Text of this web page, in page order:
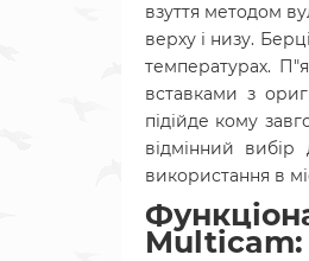
взуття методом
верху і низу.
температурах.
вставками з
підійде кому
відмінний
використання в
Multicam: